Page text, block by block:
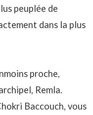
peuplée de
dans la plus
proche,
Remla.
Baccouch, vous